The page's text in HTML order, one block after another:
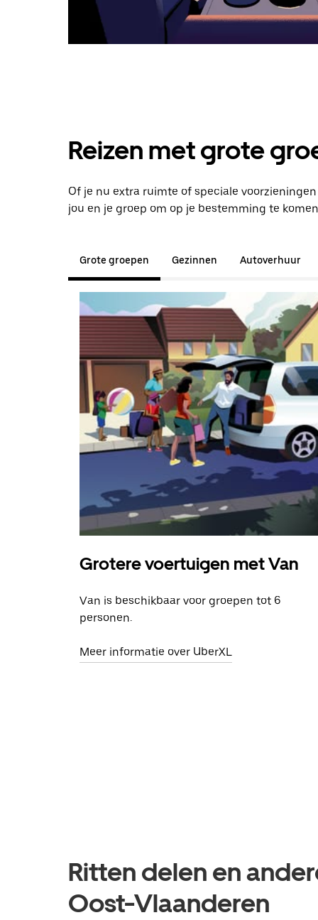
Reizen met grote
Of je nu extra ruimte of speciale
jou en je groep om op je bestemming te
Grote groepen Gezinnen Autoverhuur
Grotere voertuigen met Van
Van is beschikbaar voor groepen tot 6
personen.
Meer informatie over UberXL
Ritten delen en
Oost-Vlaanderen